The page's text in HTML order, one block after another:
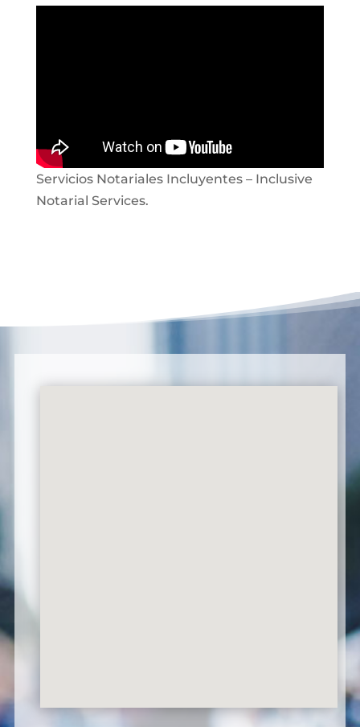
Servicios Notariales Incluyentes – Inclusive
Notarial Services.